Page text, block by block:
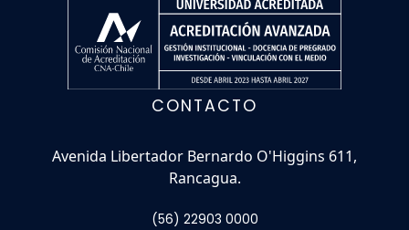
CONTACTO
Avenida Libertador Bernardo O'Higgins 611,
Rancagua.
(56) 22903 0000